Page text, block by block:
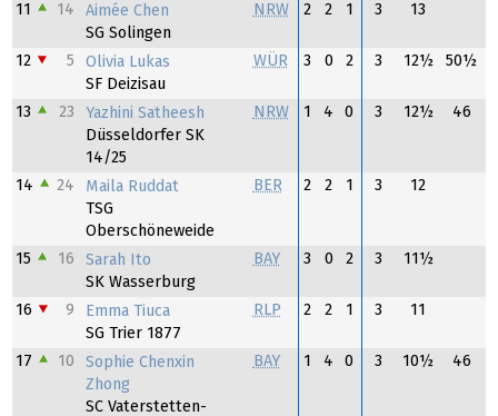
11 14
Aimée Chen
SG Solingen
NRW 2 2 1 3 13
12 5
Olivia Lukas
SF Deizisau
WÜR 3 0 2 3 12½ 50½
13 23
Yazhini Satheesh
Düsseldorfer SK
14/25
NRW 1 4 0 3 12½ 46
14 24
Maila Ruddat
TSG
Oberschöneweide
BER 2 2 1 3 12
15 16
Sarah Ito
SK Wasserburg
BAY 3 0 2 3 11½
16 9
Emma Tiuca
SG Trier 1877
RLP 2 2 1 3 11
17 10
Sophie Chenxin
Zhong
SC Vaterstetten-
BAY 1 4 0 3 10½ 46